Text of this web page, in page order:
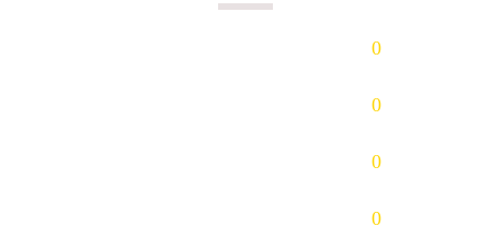
0
0
0
0